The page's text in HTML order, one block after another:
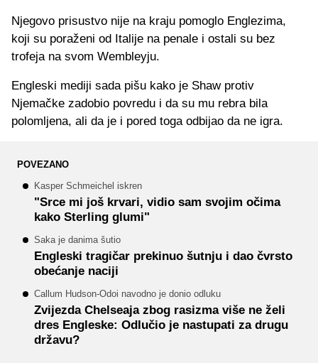
Njegovo prisustvo nije na kraju pomoglo Englezima,
koji su poraženi od Italije na penale i ostali su bez
trofeja na svom Wembleyju.
Engleski mediji sada pišu kako je Shaw protiv
Njemačke zadobio povredu i da su mu rebra bila
polomljena, ali da je i pored toga odbijao da ne igra.
POVEZANO
Kasper Schmeichel iskren
"Srce mi još krvari, vidio sam svojim očima
kako Sterling glumi"
Saka je danima šutio
Engleski tragičar prekinuo šutnju i dao čvrsto
obećanje naciji
Callum Hudson-Odoi navodno je donio odluku
Zvijezda Chelseaja zbog rasizma više ne želi
dres Engleske: Odlučio je nastupati za drugu
državu?